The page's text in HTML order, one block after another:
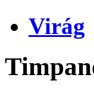
Virág